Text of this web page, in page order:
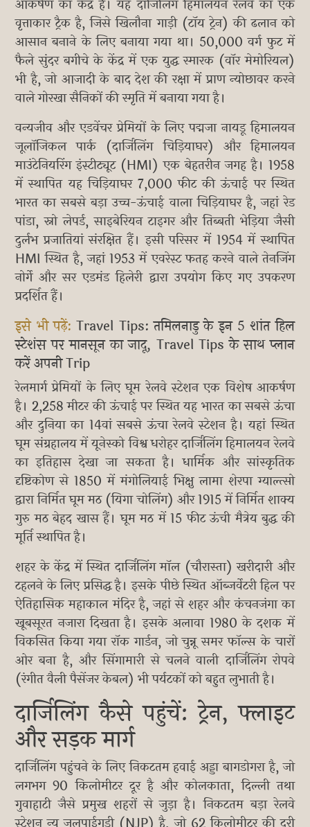
आकर्षण का केंद्र है। यह दार्जिलिंग हिमालयन रेलवे का एक
वृत्ताकार ट्रैक है, जिसे खिलौना गाड़ी (टॉय ट्रेन) की ढलान को
आसान बनाने के लिए बनाया गया था। 50,000 वर्ग फुट में
फैले सुंदर बगीचे के केंद्र में एक युद्ध स्मारक (वॉर मेमोरियल)
भी है, जो आजादी के बाद देश की रक्षा में प्राण न्योछावर करने
वाले गोरखा सैनिकों की स्मृति में बनाया गया है।
वन्यजीव और एडवेंचर प्रेमियों के लिए पद्मजा नायडू हिमालयन
जूलॉजिकल पार्क (दार्जिलिंग चिड़ियाघर) और हिमालयन
माउंटेनियरिंग इंस्टीट्यूट (HMI) एक बेहतरीन जगह है। 1958
में स्थापित यह चिड़ियाघर 7,000 फीट की ऊंचाई पर स्थित
भारत का सबसे बड़ा उच्च-ऊंचाई वाला चिड़ियाघर है, जहां रेड
पांडा, स्नो लेपर्ड, साइबेरियन टाइगर और तिब्बती भेड़िया जैसी
दुर्लभ प्रजातियां संरक्षित हैं। इसी परिसर में 1954 में स्थापित
HMI स्थित है, जहां 1953 में एवरेस्ट फतह करने वाले तेनजिंग
नोर्गे और सर एडमंड हिलेरी द्वारा उपयोग किए गए उपकरण
प्रदर्शित हैं।
इसे भी पढ़ें:Travel Tips: तमिलनाडु के इन 5 शांत हिल
स्टेशंस पर मानसून का जादू, Travel Tips के साथ प्लान
करें अपनी Trip
रेलमार्ग प्रेमियों के लिए घूम रेलवे स्टेशन एक विशेष आकर्षण
है। 2,258 मीटर की ऊंचाई पर स्थित यह भारत का सबसे ऊंचा
और दुनिया का 14वां सबसे ऊंचा रेलवे स्टेशन है। यहां स्थित
घूम संग्रहालय में यूनेस्को विश्व धरोहर दार्जिलिंग हिमालयन रेलवे
का इतिहास देखा जा सकता है। धार्मिक और सांस्कृतिक
दृष्टिकोण से 1850 में मंगोलियाई भिक्षु लामा शेरपा ग्याल्त्सो
द्वारा निर्मित घूम मठ (यिगा चोलिंग) और 1915 में निर्मित शाक्य
गुरु मठ बेहद खास हैं। घूम मठ में 15 फीट ऊंची मैत्रेय बुद्ध की
मूर्ति स्थापित है।
शहर के केंद्र में स्थित दार्जिलिंग मॉल (चौरास्ता) खरीदारी और
टहलने के लिए प्रसिद्ध है। इसके पीछे स्थित ऑब्जर्वेटरी हिल पर
ऐतिहासिक महाकाल मंदिर है, जहां से शहर और कंचनजंगा का
खूबसूरत नजारा दिखता है। इसके अलावा 1980 के दशक में
विकसित किया गया रॉक गार्डन, जो चुन्नू समर फॉल्स के चारों
ओर बना है, और सिंगामारी से चलने वाली दार्जिलिंग रोपवे
(रंगीत वैली पैसेंजर केबल) भी पर्यटकों को बहुत लुभाती है।
दार्जिलिंग कैसे पहुंचें: ट्रेन, फ्लाइट
और सड़क मार्ग
दार्जिलिंग पहुंचने के लिए निकटतम हवाई अड्डा बागडोगरा है, जो
लगभग 90 किलोमीटर दूर है और कोलकाता, दिल्ली तथा
गुवाहाटी जैसे प्रमुख शहरों से जुड़ा है। निकटतम बड़ा रेलवे